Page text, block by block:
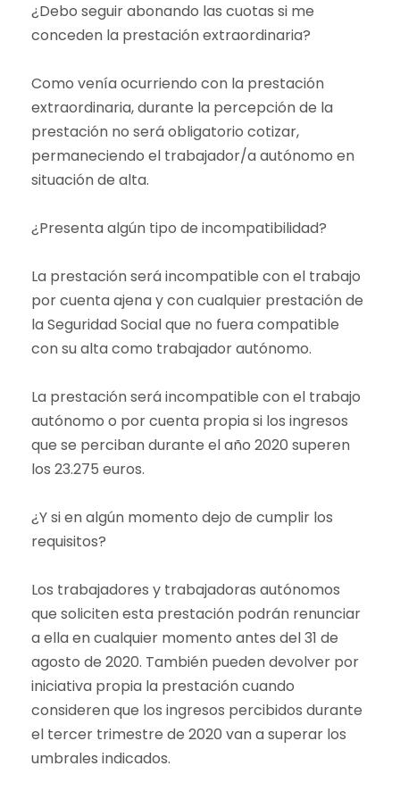
¿Debo seguir abonando las cuotas si me
conceden la prestación extraordinaria?
Como venía ocurriendo con la prestación
extraordinaria, durante la percepción de la
prestación no será obligatorio cotizar,
permaneciendo el trabajador/a autónomo en
situación de alta.
¿Presenta algún tipo de incompatibilidad?
La prestación será incompatible con el trabajo
por cuenta ajena y con cualquier prestación de
la Seguridad Social que no fuera compatible
con su alta como trabajador autónomo.
La prestación será incompatible con el trabajo
autónomo o por cuenta propia si los ingresos
que se perciban durante el año 2020 superen
los 23.275 euros.
¿Y si en algún momento dejo de cumplir los
requisitos?
Los trabajadores y trabajadoras autónomos
que soliciten esta prestación podrán renunciar
a ella en cualquier momento antes del 31 de
agosto de 2020. También pueden devolver por
iniciativa propia la prestación cuando
consideren que los ingresos percibidos durante
el tercer trimestre de 2020 van a superar los
umbrales indicados.